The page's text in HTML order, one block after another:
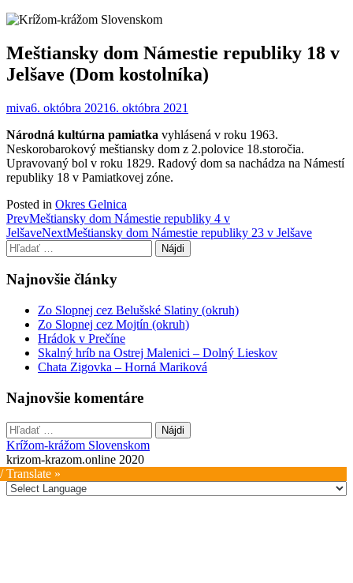
Meštiansky dom Námestie republiky 18 v
Jelšave (Dom kostolníka)
miva6. októbra 20216. októbra 2021
Národná kultúrna pamiatka vyhlásená v roku 1963.
Neskorobarokový meštiansky dom z 2.polovice 18.storočia.
Upravovaný bol v roku 1829. Radový dom sa nachádza na Námestí
republiky 18 v Pamiatkovej zóne.
Posted in Okres Gelnica
Post
navigation
PrevMeštiansky dom Námestie republiky 4 v
JelšaveNextMeštiansky dom Námestie republiky 23 v Jelšave
Hľadať:
Najnovšie články
Zo Slopnej cez Belušské Slatiny (okruh)
Zo Slopnej cez Mojtín (okruh)
Hrádok v Prečíne
Skalný hríb na Ostrej Malenici – Dolný Lieskov
Chata Zigovka – Horná Mariková
Najnovšie komentáre
Hľadať:
Krížom-krážom Slovenskom
krizom-krazom.online 2020
Translate »